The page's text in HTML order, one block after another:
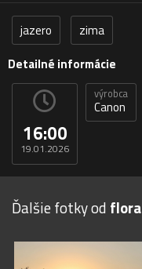
jazero
zima
Detailné informácie
16:00
19.01.2026
výrobca
Canon
Ďalšie fotky od flora